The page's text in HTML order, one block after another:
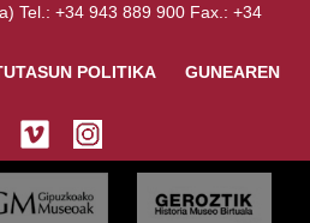
Tel.: +34 943 889 900 Fax.: +34
POLITIKA
GUNEAREN